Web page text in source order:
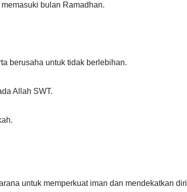
bulan Ramadhan.
berusaha untuk tidak berlebihan.
Allah SWT.
untuk memperkuat iman dan mendekatkan diri